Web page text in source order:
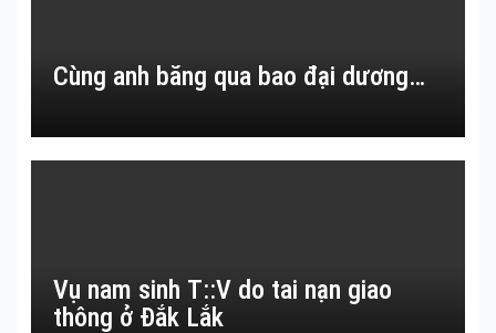
Cùng anh băng qua bao đại dương…
Vụ nam sinh T::V do tai nạn giao
thông ở Đắk Lắk